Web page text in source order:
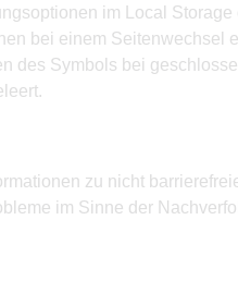
im Local
bei einem Seitenwechsel
Symbols bei
zu nicht
im Sinne der